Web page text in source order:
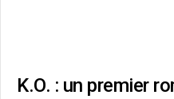
K.O. : un premier